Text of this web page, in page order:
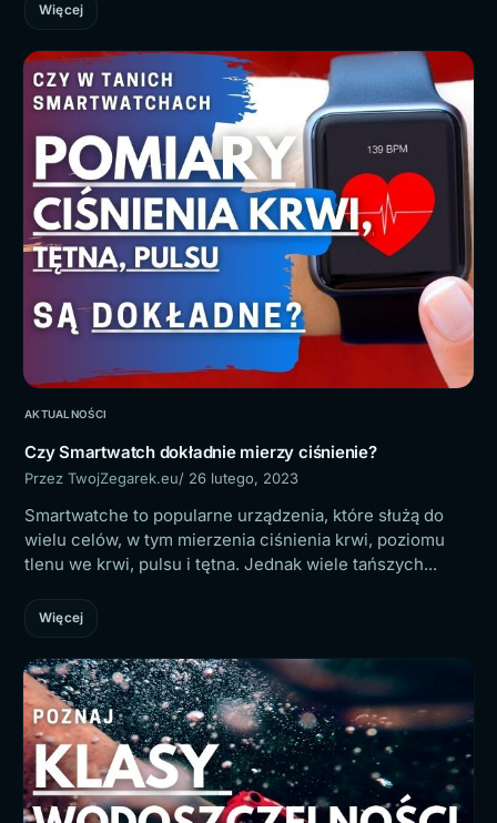
Więcej
AKTUALNOŚCI
Czy Smartwatch dokładnie mierzy ciśnienie?
Przez TwojZegarek.eu/ 26 lutego, 2023
Smartwatche to popularne urządzenia, które służą do
wielu celów, w tym mierzenia ciśnienia krwi, poziomu
tlenu we krwi, pulsu i tętna. Jednak wiele tańszych...
Więcej